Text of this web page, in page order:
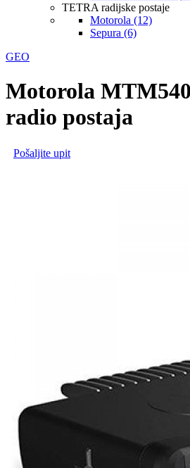
TETRA radijske postaje
Motorola (12)
Sepura (6)
GEO
Motorola
radio postaja
Pošaljite upit